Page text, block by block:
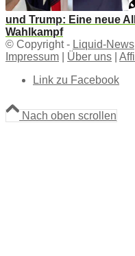
und Trump: Eine neue
Wahlkampf
© Copyright - Liquid-News
Impressum
Über uns
Link zu Facebook
Nach oben scrollen